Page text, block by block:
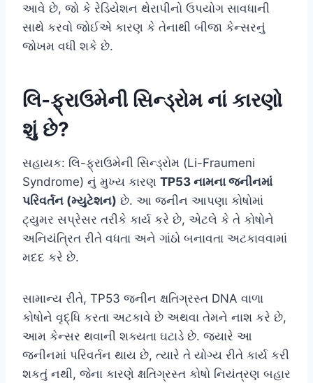
આવે છે, જો કે રેડિયેશન થેરાપીનો ઉપયોગ સાવધાની
સાથે કરવો જોઈએ કારણ કે તેનાથી બીજા કેન્સરનું
જોખમ વધી શકે છે.
લિ-ફ્રાઉમેની સિન્ડ્રોમ નાં કારણો
શું છે?
સહાયક: લિ-ફ્રાઉમેની સિન્ડ્રોમ (Li-Fraumeni
Syndrome) નું મુખ્ય કારણ TP53 નામના જનીનમાં
પરિવર્તન (મ્યુટેશન) છે. આ જનીન આપણા કોષોમાં
ટ્યુમર સપ્રેસર તરીકે કાર્ય કરે છે, એટલે કે તે કોષોને
અનિયંત્રિત રીતે વધતા અને ગાંઠો બનાવતા અટકાવવામાં
મદદ કરે છે.
સામાન્ય રીતે, TP53 જનીન ક્ષતિગ્રસ્ત DNA વાળા
કોષોને વૃદ્ધિ કરતા અટકાવે છે અથવા તેમને નાશ કરે છે,
આમ કેન્સર થવાની શક્યતા ઘટાડે છે. જ્યારે આ
જનીનમાં પરિવર્તન થાય છે, ત્યારે તે યોગ્ય રીતે કાર્ય કરી
શકતું નથી, જેના કારણે ક્ષતિગ્રસ્ત કોષો નિયંત્રણ બહાર